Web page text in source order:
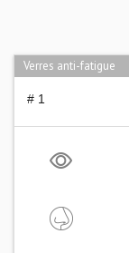
Verres anti-fatigue
# 1